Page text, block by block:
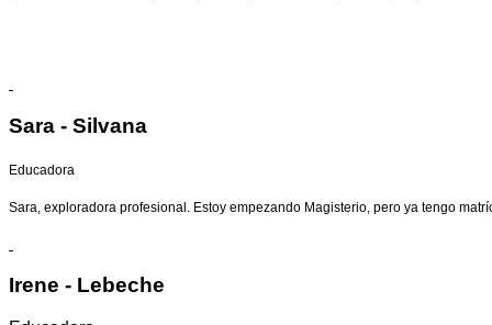
Sara - Silvana
Educadora
Sara, exploradora profesional. Estoy empezando Magisterio, pero ya tengo
Irene - Lebeche